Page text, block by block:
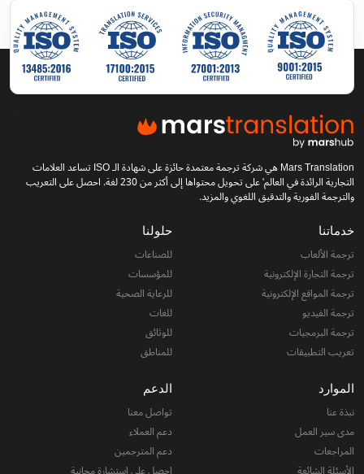
Mars Translation هي شركة ترجمة معتمدة حائزة على شهادة الـ ISO تساعد العلامات
التجارية الرائدة في العالم' على تحويل محتواها إلى أكثر من 230 لغة. احصل على التعريب
والترجمة الفورية والتدقيق اللغوي والمزيد.
خدماتنا
ترجمة الألعاب
ترجمة التجارة الإلكترونية
ترجمة المواقع الإلكترونية
ترجمة الفيديو
ترجمة البرمجيات
تعريب التطبيقات
حلولنا
للصناعات
للمؤسسات
للرعاية الصحية
للغات
للوثائق
للمناطق
الموارد
نبذة عنا
مدى سير العمل
المراجعات
الدعم
تواصل معنا
دعم العملاء
دعم المترجمين